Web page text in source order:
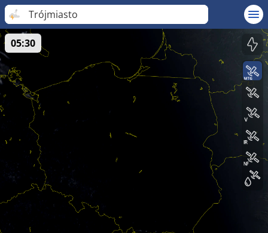
Trójmiasto
05:30